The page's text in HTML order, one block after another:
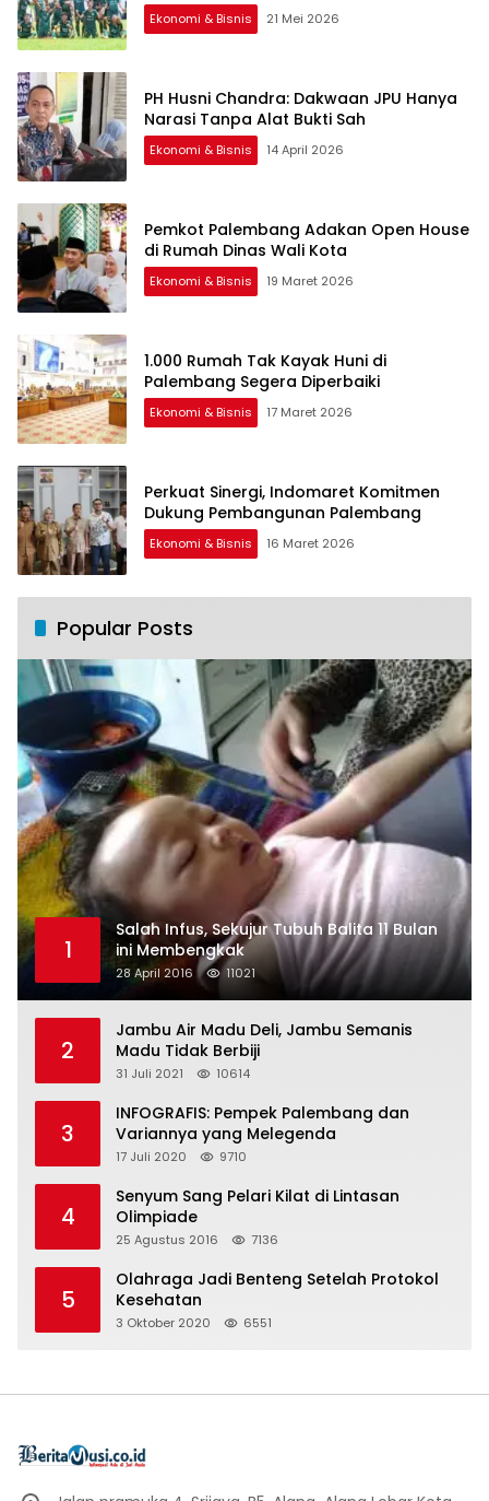
Ekonomi & Bisnis 21 Mei 2026
PH Husni Chandra: Dakwaan JPU Hanya
Narasi Tanpa Alat Bukti Sah
Ekonomi & Bisnis 14 April 2026
Pemkot Palembang Adakan Open House
di Rumah Dinas Wali Kota
Ekonomi & Bisnis 19 Maret 2026
1.000 Rumah Tak Kayak Huni di
Palembang Segera Diperbaiki
Ekonomi & Bisnis 17 Maret 2026
Perkuat Sinergi, Indomaret Komitmen
Dukung Pembangunan Palembang
Ekonomi & Bisnis 16 Maret 2026
Popular Posts
1
Salah Infus, Sekujur Tubuh Balita 11 Bulan
ini Membengkak
28 April 2016 11021
2
Jambu Air Madu Deli, Jambu Semanis
Madu Tidak Berbiji
31 Juli 2021 10614
3
INFOGRAFIS: Pempek Palembang dan
Variannya yang Melegenda
17 Juli 2020 9710
4
Senyum Sang Pelari Kilat di Lintasan
Olimpiade
25 Agustus 2016 7136
5
Olahraga Jadi Benteng Setelah Protokol
Kesehatan
3 Oktober 2020 6551